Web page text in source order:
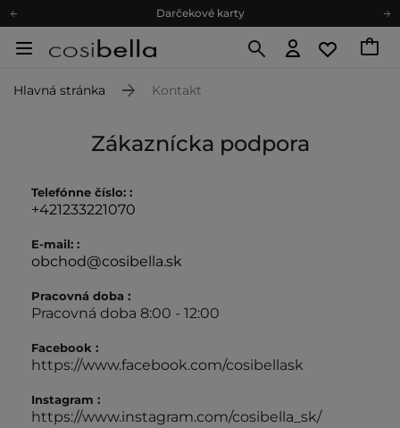
Darčekové karty
Ekologické balenie
Odoslanie do 24 hod.
Ekologické balenie
Hlavná stránka Kontakt
Zákaznícka podpora
Telefónne číslo: :
+421233221070
E-mail: :
obchod@cosibella.sk
Pracovná doba :
Pracovná doba 8:00 - 12:00
Facebook :
https://www.facebook.com/cosibellask
Instagram :
https://www.instagram.com/cosibella_sk/